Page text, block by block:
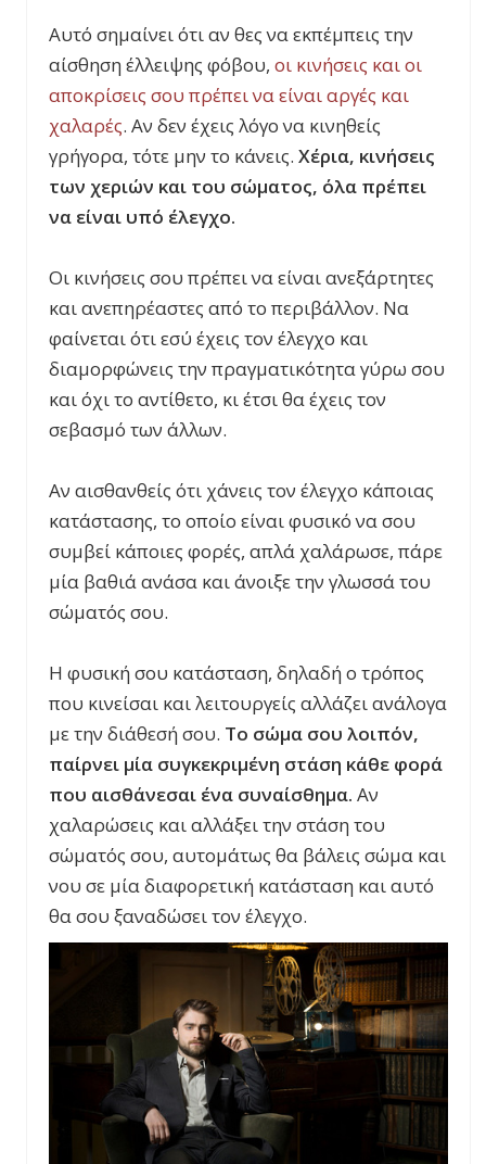
Αυτό σημαίνει ότι αν θες να εκπέμπεις την
αίσθηση έλλειψης φόβου, οι κινήσεις και οι
αποκρίσεις σου πρέπει να είναι αργές και
χαλαρές. Αν δεν έχεις λόγο να κινηθείς
γρήγορα, τότε μην το κάνεις. Χέρια, κινήσεις
των χεριών και του σώματος, όλα πρέπει
να είναι υπό έλεγχο.
Οι κινήσεις σου πρέπει να είναι ανεξάρτητες
και ανεπηρέαστες από το περιβάλλον. Να
φαίνεται ότι εσύ έχεις τον έλεγχο και
διαμορφώνεις την πραγματικότητα γύρω σου
και όχι το αντίθετο, κι έτσι θα έχεις τον
σεβασμό των άλλων.
Αν αισθανθείς ότι χάνεις τον έλεγχο κάποιας
κατάστασης, το οποίο είναι φυσικό να σου
συμβεί κάποιες φορές, απλά χαλάρωσε, πάρε
μία βαθιά ανάσα και άνοιξε την γλωσσά του
σώματός σου.
Η φυσική σου κατάσταση, δηλαδή ο τρόπος
που κινείσαι και λειτουργείς αλλάζει ανάλογα
με την διάθεσή σου. Το σώμα σου λοιπόν,
παίρνει μία συγκεκριμένη στάση κάθε φορά
που αισθάνεσαι ένα συναίσθημα. Αν
χαλαρώσεις και αλλάξει την στάση του
σώματός σου, αυτομάτως θα βάλεις σώμα και
νου σε μία διαφορετική κατάσταση και αυτό
θα σου ξαναδώσει τον έλεγχο.